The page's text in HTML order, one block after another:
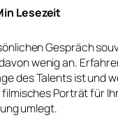
Lesezeit
Gespräch
wenig an.
des Talents ist und
Porträt für
umlegt.